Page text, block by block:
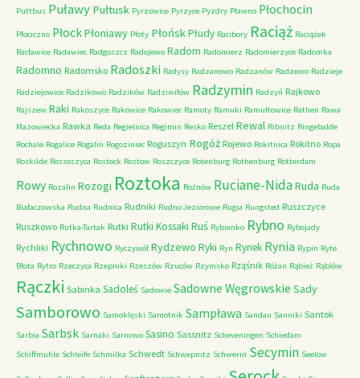
Puttbus Puławy Pułtusk Pyrzowice Pyrzyce Pyzdry Pławno Płochocin
Płociczno PłockPłoniawy Płoty PłońskPłudy Racibory Raciąż Raciążek
Racławice Radawiec Radgoszcz Radojewo Radom Radomierz Radomierzyce Radomka
Radomno Radomsko Radoszki Radysy Radzanowo Radzanów Radzewo Radzieje
Radziejowice Radzikowo Radzików Radziwiłów Radzymin Radzyń Rajkowo
Rajszew Raki Rakoszyce Rakowice Rakowiec Ramoty Ramuki Ramułtowice Rathen Rawa
Mazowiecka Rawka Reda Regielnica Regimin Resko Reszel Rewal Ribnitz Ringebalde
Rochale Rogalice Rogalin Rogoziniec Roguszyn Rogóż Rojewo Rokitnica Rokitno Ropa
Roskilde Rossoszyca Rostock Rostow Roszczyce Rotenburg Rothenburg Rotterdam
Rowy Rozalin Rozogi Roztoka Rożnów Ruciane-NidaRuda Ruda
Białaczowska Rudna Rudnica Rudniki Rudno Jeziorowe Rugia Rungsted Ruszczyce
Ruszkowo Rutka-Tartak Rutki Rutki Kossaki Ruś Rybienko Rybno Rybojady
Rychliki Rychnowo Ryczywół Rydzewo Ryki Ryn Rynek Rynia Rypin Ryte
Błota Rytro Rzeczyca Rzepniki Rzeszów Rzuców Rzymsko Rząśnik Różan Rąbież Rąblów
Rączki Sabinka Sadoleś Sadowie Sadowne Węgrowskie Sady
Samborowo Samoklęski Samotnik Sampława Sandau Sanniki Santok
Sarbia Sarbsk Sarnaki Sarnowo Sasino Sassnitz Scheveningen Schiedam
Schiffmuhle Schleife Schmilka Schwedt Schwepnitz Schwerin Secymin Seelow